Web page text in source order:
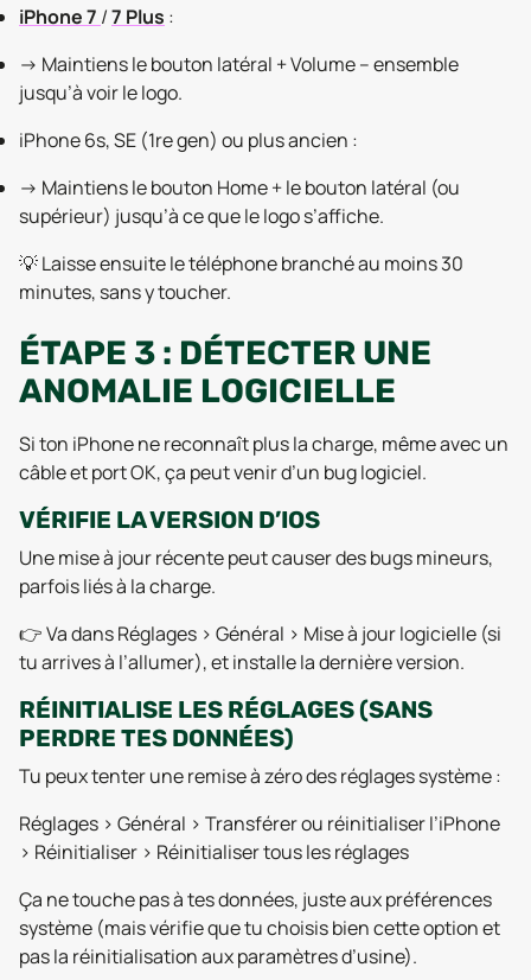
iPhone 7 /7 Plus :
→ Maintiens le bouton latéral + Volume – ensemble
jusqu’à voir le logo.
iPhone 6s, SE (1re gen) ou plus ancien :
→ Maintiens le bouton Home + le bouton latéral (ou
supérieur) jusqu’à ce que le logo s’affiche.
💡 Laisse ensuite le téléphone branché au moins 30
minutes, sans y toucher.
ÉTAPE 3 : DÉTECTER UNE
ANOMALIE LOGICIELLE
Si ton iPhone ne reconnaît plus la charge, même avec un
câble et port OK, ça peut venir d’un bug logiciel.
VÉRIFIE LA VERSION D’IOS
Une mise à jour récente peut causer des bugs mineurs,
parfois liés à la charge.
👉 Va dans Réglages > Général > Mise à jour logicielle (si
tu arrives à l’allumer), et installe la dernière version.
RÉINITIALISE LES RÉGLAGES (SANS
PERDRE TES DONNÉES)
Tu peux tenter une remise à zéro des réglages système :
Réglages > Général > Transférer ou réinitialiser l’iPhone
> Réinitialiser > Réinitialiser tous les réglages
Ça ne touche pas à tes données, juste aux préférences
système (mais vérifie que tu choisis bien cette option et
pas la réinitialisation aux paramètres d’usine).